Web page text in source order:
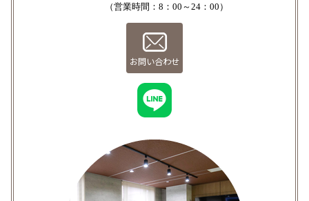
（営業時間：8：00～24：00）
お問い合わせ